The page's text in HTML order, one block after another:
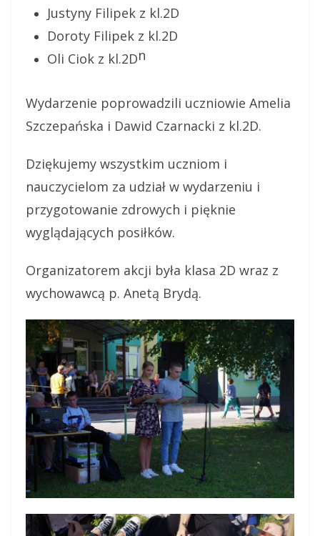
Justyny Filipek z kl.2D
Doroty Filipek z kl.2D
Oli Ciok z kl.2Dn
Wydarzenie poprowadzili uczniowie Amelia
Szczepańska i Dawid Czarnacki z kl.2D.
Dziękujemy wszystkim uczniom i
nauczycielom za udział w wydarzeniu i
przygotowanie zdrowych i pięknie
wyglądających posiłków.
Organizatorem akcji była klasa 2D wraz z
wychowawcą p. Anetą Brydą.